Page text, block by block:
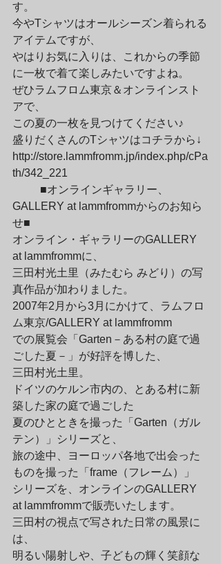
す。
今やTシャツはオールシーズン着られる
アイテムですが、
やはりお気に入りは、これからの季節
に一枚で着て楽しみたいですよね。
ぜひラムフロム東京＆オンラインスト
アで、
この夏の一枚を見つけてください♪
盛りだくさんのTシャツはコチラから↓
http://store.lammfromm.jp/index.php/cPa
th/342_221
GALLERY at lammfrommからのお知ら
せ■
オンライン・ギャラリーのGALLERY
at lammfrommに、
三田村光土里（みたむら みどり）の写
真作品が加わりました。
2007年2月から3月にかけて、ラムフロ
ム東京/GALLERY at lammfromm
での展覧会「Garten－ある村の庭で過
ごした夏－」が好評を博した、
三田村光土里。
ドイツのケルン市内の、とある村に新
築した家の庭で過ごした
夏のひとときを撮った「Garten（ガル
テン）」シリーズと、
旅の途中、ヨーロッパ各地で出会った
ものを撮った「frame（フレーム）」
シリーズを、オンラインのGALLERY
at lammfrommで販売いたします。
三田村の視点で写された日常の風景に
は、
明るい陽射しや、子どもの輝く笑顔な